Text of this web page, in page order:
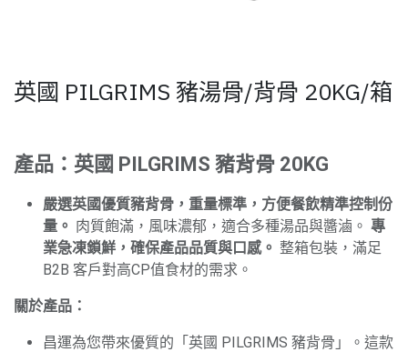
英國 PILGRIMS 豬湯骨/背骨 20KG/箱
產品：英國 PILGRIMS 豬背骨 20KG
嚴選英國優質豬背骨，重量標準，方便餐飲精準控制份
量。 肉質飽滿，風味濃郁，適合多種湯品與醬滷。 專
業急凍鎖鮮，確保產品品質與口感。 整箱包裝，滿足
B2B 客戶對高CP值食材的需求。
關於產品：
昌運為您帶來優質的「英國 PILGRIMS 豬背骨」。這款